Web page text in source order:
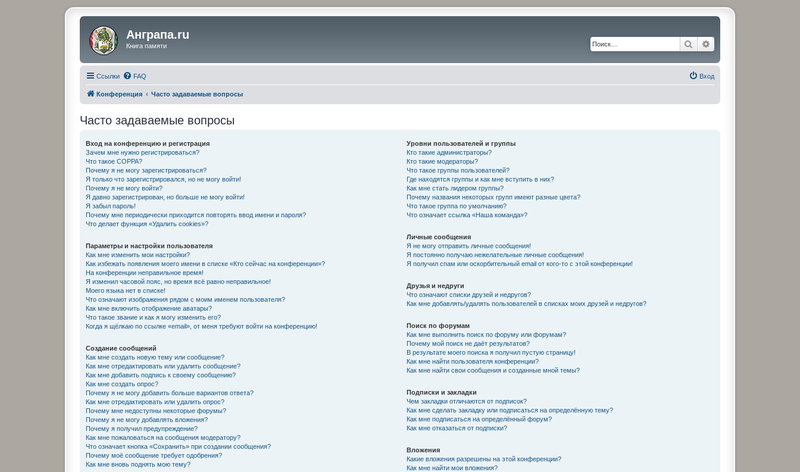
Анграпа.ru
Книга памяти Поиск
Ссылки FAQ Вход
Конференция Часто задаваемые вопросы
Часто задаваемые вопросы
Вход на конференцию и регистрация
Зачем мне нужно регистрироваться?
Что такое COPPA?
Почему я не могу зарегистрироваться?
Я только что зарегистрировался, но не могу войти!
Почему я не могу войти?
Я давно зарегистрирован, но больше не могу войти!
Я забыл пароль!
Почему мне периодически приходится повторять ввод имени и пароля?
Что делает функция «Удалить cookies»?
Параметры и настройки пользователя
Как мне изменить мои настройки?
Как избежать появления моего имени в списке «Кто сейчас на конференции»?
На конференции неправильное время!
Я изменил часовой пояс, но время всё равно неправильное!
Моего языка нет в списке!
Что означают изображения рядом с моим именем пользователя?
Как мне включить отображение аватары?
Что такое звание и как я могу изменить его?
Когда я щёлкаю по ссылке «email», от меня требуют войти на конференцию!
Создание сообщений
Как мне создать новую тему или сообщение?
Как мне отредактировать или удалить сообщение?
Как мне добавить подпись к своему сообщению?
Как мне создать опрос?
Почему я не могу добавить больше вариантов ответа?
Как мне отредактировать или удалить опрос?
Почему мне недоступны некоторые форумы?
Почему я не могу добавлять вложения?
Почему я получил предупреждение?
Как мне пожаловаться на сообщения модератору?
Что означает кнопка «Сохранить» при создании сообщения?
Почему моё сообщение требует одобрения?
Как мне вновь поднять мою тему?
Уровни пользователей и группы
Кто такие администраторы?
Кто такие модераторы?
Что такое группы пользователей?
Где находятся группы и как мне вступить в них?
Как мне стать лидером группы?
Почему названия некоторых групп имеют разные цвета?
Что такое группа по умолчанию?
Что означает ссылка «Наша команда»?
Личные сообщения
Я не могу отправить личные сообщения!
Я постоянно получаю нежелательные личные сообщения!
Я получил спам или оскорбительный email от кого-то с этой конференции!
Друзья и недруги
Что означают списки друзей и недругов?
Как мне добавлять/удалять пользователей в списках моих друзей и недругов?
Поиск по форумам
Как мне выполнить поиск по форуму или форумам?
Почему мой поиск не даёт результатов?
В результате моего поиска я получил пустую страницу!
Как мне найти пользователя конференции?
Как мне найти свои сообщения и созданные мной темы?
Подписки и закладки
Чем закладки отличаются от подписок?
Как мне сделать закладку или подписаться на определённую тему?
Как мне подписаться на определённый форум?
Как мне отказаться от подписки?
Вложения
Какие вложения разрешены на этой конференции?
Как мне найти мои вложения?